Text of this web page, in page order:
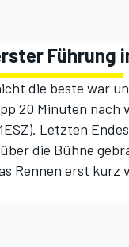
Führung
die beste war
20 Minuten nach
Letzten
die Bühne
Rennen erst kurz